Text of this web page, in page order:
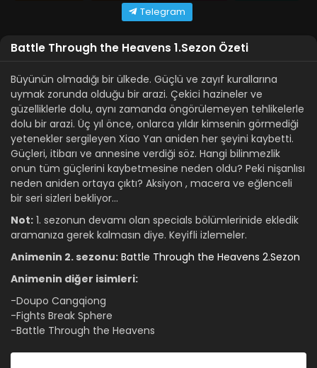
Telegram
Battle Through the Heavens 1.Sezon Özeti
Büyünün olmadığı bir ülkede. Güçlü ve zayıf kurallarına
uymak zorunda olduğu bir arazi. Çekici hazineler ve
güzelliklerle dolu, aynı zamanda öngörülemeyen tehlikelerle
dolu bir arazi. Üç yıl önce, onlarca yıldır kimsenin görmediği
yetenekler sergileyen Xiao Yan aniden her şeyini kaybetti.
Güçleri, itibarı ve annesine verdiği söz. Hangi bilinmezlik
onun tüm güçlerini kaybetmesine neden oldu? Peki nişanlısı
neden aniden ortaya çıktı? Aksiyon , macera ve eğlenceli
bir seri sizleri bekliyor…
Not: 1. sezonun devamı olan specials bölümlerinide ekledik
aramanıza gerek kalmasın diye. Keyifli izlemeler.
Animenin 2. sezonu: Battle Through the Heavens 2.Sezon
Animenin diğer isimleri:
-Doupo Cangqiong
-Fights Break Sphere
-Battle Through the Heavens